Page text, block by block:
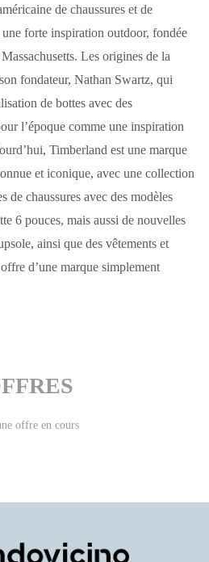
de chaussures et de
forte inspiration outdoor, fondée
Les origines de la
fondateur, Nathan Swartz, qui
de bottes avec des
l’époque comme une inspiration
Timberland est une marque
et iconique, avec une collection
de chaussures avec des modèles
6 pouces, mais aussi de nouvelles
ainsi que des vêtements et
d’une marque simplement
offre en cours